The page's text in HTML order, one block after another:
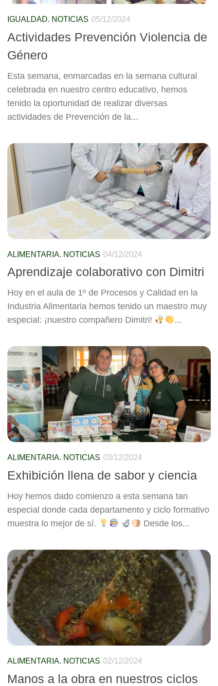
IGUALDAD. NOTICIAS 05/12/2024
Actividades Prevención Violencia de
Género
Esta semana, enmarcadas en la semana cultural
celebrada en nuestro centro educativo, hemos
tenido la oportunidad de realizar diversas
actividades de Prevención de la...
ALIMENTARIA. NOTICIAS 04/12/2024
Aprendizaje colaborativo con Dimitri
Hoy en el aula de 1º de Procesos y Calidad en la
Industria Alimentaria hemos tenido un maestro muy
especial: ¡nuestro compañero Dimitri!
...
ALIMENTARIA. NOTICIAS 03/12/2024
Exhibición llena de sabor y ciencia
Hoy hemos dado comienzo a esta semana tan
especial donde cada departamento y ciclo formativo
muestra lo mejor de sí.
Desde los...
ALIMENTARIA. NOTICIAS 02/12/2024
Manos a la obra en nuestros ciclos